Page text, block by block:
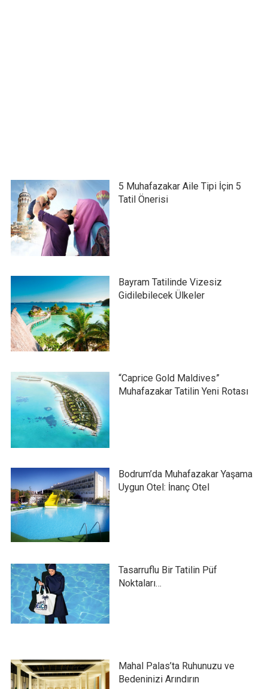
5 Muhafazakar Aile Tipi İçin 5
Tatil Önerisi
Bayram Tatilinde Vizesiz
Gidilebilecek Ülkeler
“Caprice Gold Maldives”
Muhafazakar Tatilin Yeni Rotası
Bodrum’da Muhafazakar Yaşama
Uygun Otel: İnanç Otel
Tasarruflu Bir Tatilin Püf
Noktaları…
Mahal Palas’ta Ruhunuzu ve
Bedeninizi Arındırın